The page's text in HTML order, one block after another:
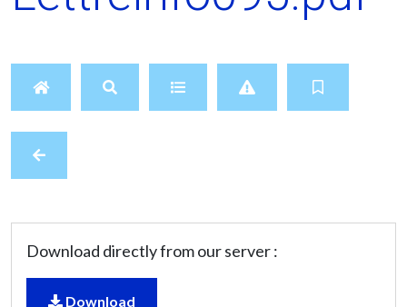
Download directly from our server :
Download